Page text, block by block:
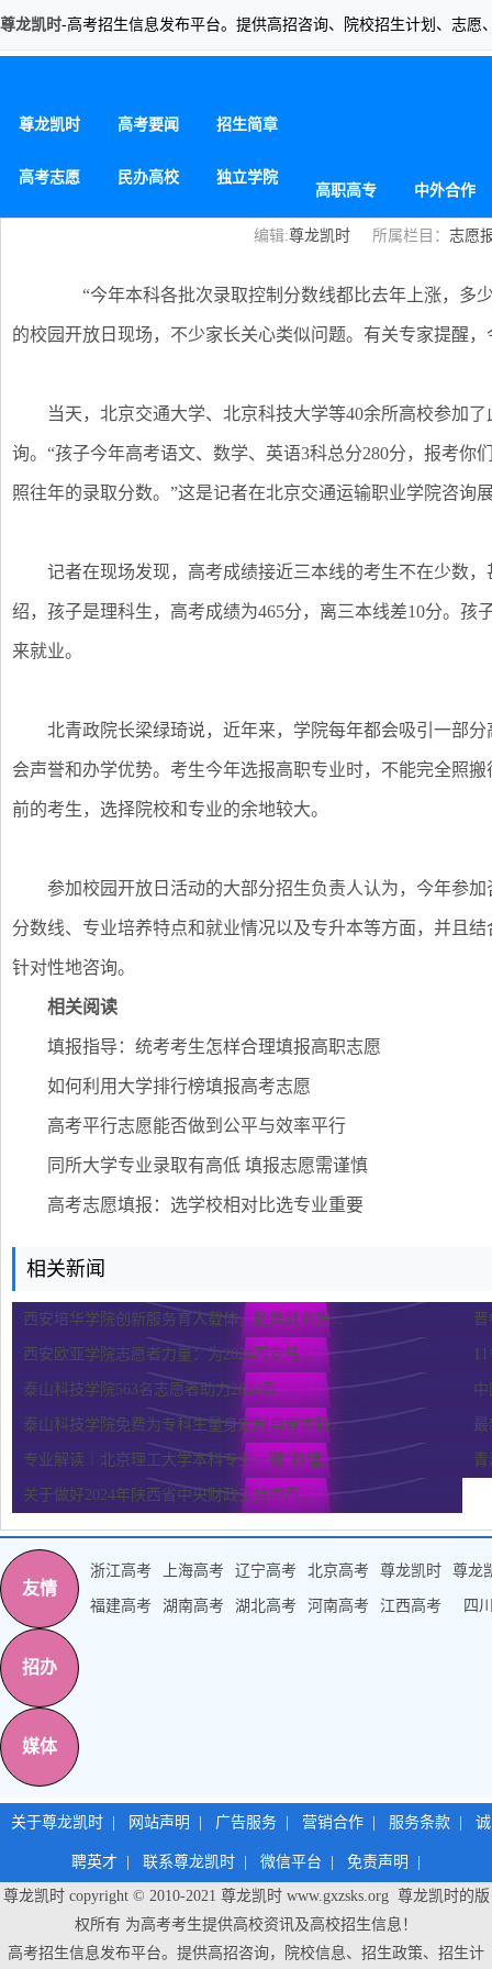
尊龙凯时-高考招生信息发布平台。提供高招咨询、院校招生计划、志愿
尊龙凯时 高考要闻 招生简章
高考志愿 民办高校
独立学院
高职高专
中外合作
编辑:尊龙凯时 所属栏目： 志愿
“今年本科各批次录取控制分数线都比去年上涨，多
的校园开放日现场，不少家长关心类似问题。有关专家提醒
当天，北京交通大学、北京科技大学等40余所高校参加了
询。“孩子今年高考语文、数学、英语3科总分280分，报考你
照往年的录取分数。”这是记者在北京交通运输职业学院咨询
记者在现场发现，高考成绩接近三本线的考生不在少数，
绍，孩子是理科生，高考成绩为465分，离三本线差10分。
来就业。
北青政院长梁绿琦说，近年来，学院每年都会吸引一部分
会声誉和办学优势。考生今年选报高职专业时，不能完全照
前的考生，选择院校和专业的余地较大。
参加校园开放日活动的大部分招生负责人认为，今年参加
分数线、专业培养特点和就业情况以及专升本等方面，并且
针对性地咨询。
相关阅读
填报指导：统考考生怎样合理填报高职志愿
如何利用大学排行榜填报高考志愿
高考平行志愿能否做到公平与效率平行
同所大学专业录取有高低 填报志愿需谨慎
高考志愿填报：选学校相对比选专业重要
相关新闻
西安培华学院创新服务育人载体，助推就业指...
西安欧亚学院志愿者力量：为2024西安马...
泰山科技学院563名志愿者助力2024泰...
泰山科技学院免费为专科生量身定制自考本科...
专业解读｜北京理工大学本科专业一键“秒懂...
关于做好2024年陕西省中央财政支持中西...
友情
浙江高考 上海高考 辽宁高考 北京高考 尊龙凯时 尊龙
福建高考 湖南高考 湖北高考 河南高考 江西高考 四
招办
媒体
关于尊龙凯时 网站声明 广告服务 营销合作 服务条款 诚
聘英才 联系尊龙凯时 微信平台 免责声明
尊龙凯时 copyright © 2010-2021 尊龙凯时www.gxzsks.org 尊龙凯时的版
权所有 为高考考生提供高校资讯及高校招生信息！
高考招生信息发布平台。提供高招咨询，院校信息、招生政策、招生计